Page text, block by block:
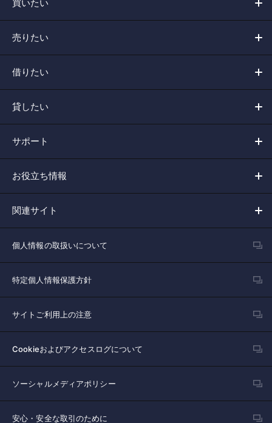
買いたい
売りたい
借りたい
貸したい
サポート
お役立ち情報
関連サイト
個人情報の取扱いについて
特定個人情報保護方針
サイトご利用上の注意
Cookieおよびアクセスログについて
ソーシャルメディアポリシー
安心・安全な取引のために